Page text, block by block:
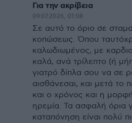
Για την ακρίβεια
09.07.2026, 01:08
Σε αυτό το όριο σε
κοπώσεως. Όπου
καλωδιωμένος, με
καλά, ανά τρίλεπτο (ή
γιατρό δίπλα σου να σε
αισθάνεσαι, και μετά το
και ο χρόνος και η
ηρεμία. Τα ασφαλή όρια
καταπόνηση είναι πολύ